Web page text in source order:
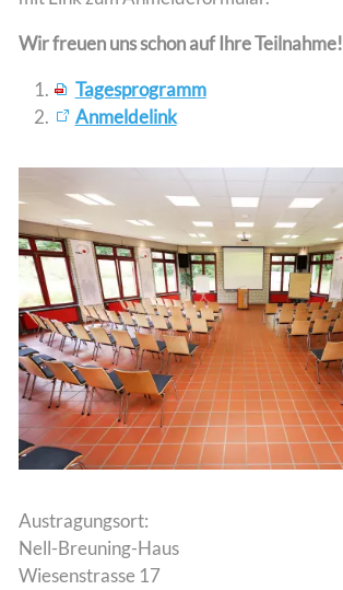
Wir freuen uns schon auf Ihre Teilnahme!
Tagesprogramm
Anmeldelink
Austragungsort:
Nell-Breuning-Haus
Wiesenstrasse 17